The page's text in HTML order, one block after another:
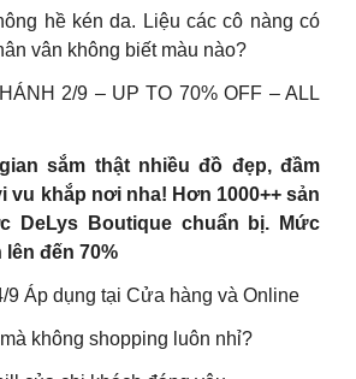
hề kén da. Liệu các cô nàng có
vân không biết màu nào?
2/9 – UP TO 70% OFF – ALL
sắm thật nhiều đồ đẹp, đầm
vu khắp nơi nha! Hơn 1000++ sản
DeLys Boutique chuẩn bị. Mức
lên đến 70%
9 Áp dụng tại Cửa hàng và Online
không shopping luôn nhỉ?